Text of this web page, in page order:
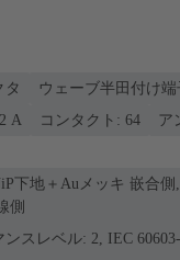
タ
ウェーブ半田付け端
A
コンタクト: 64
ア
下地＋Auメッキ 嵌合側,
側
ンスレベル: 2, IEC